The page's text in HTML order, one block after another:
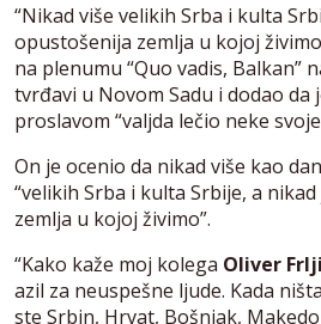
“Nikad više velikih Srba i kulta
opustošenija zemlja u kojoj
na plenumu “Quo vadis, Balkan”
tvrđavi u Novom Sadu i dodao da
proslavom “valjda lečio neke
On je ocenio da nikad više kao
“velikih Srba i kulta Srbije, a
zemlja u kojoj živimo”.
“Kako kaže moj kolega Oliver
azil za neuspešne ljude. Kada
ste Srbin, Hrvat, Bošnjak,